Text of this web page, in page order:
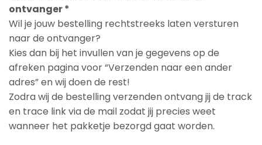
ontvanger *
Wil je jouw bestelling rechtstreeks laten versturen
naar de ontvanger?
Kies dan bij het invullen van je gegevens op de
afreken pagina voor “Verzenden naar een ander
adres” en wij doen de rest!
Zodra wij de bestelling verzenden ontvang jij de track
en trace link via de mail zodat jij precies weet
wanneer het pakketje bezorgd gaat worden.